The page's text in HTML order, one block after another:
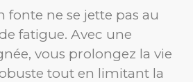
fonte ne se jette pas au
fatigue. Avec une
vous prolongez la vie
tout en limitant la